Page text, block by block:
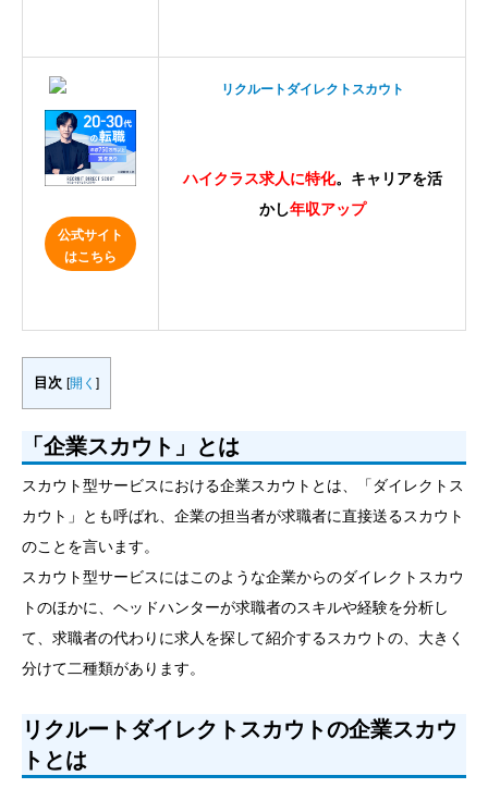
公式サイト
はこちら
リクルートダイレクトスカウト
ハイクラス求人に特化。キャリアを活
かし年収アップ
目次 [開く ]
「企業スカウト」とは
スカウト型サービスにおける企業スカウトとは、「ダイレクトス
カウト」とも呼ばれ、企業の担当者が求職者に直接送るスカウト
のことを言います。
スカウト型サービスにはこのような企業からのダイレクトスカウ
トのほかに、ヘッドハンターが求職者のスキルや経験を分析し
て、求職者の代わりに求人を探して紹介するスカウトの、大きく
分けて二種類があります。
リクルートダイレクトスカウトの企業スカウ
トとは